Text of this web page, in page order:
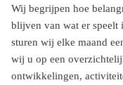
Wij begrijpen hoe
blijven van wat er speelt
sturen wij elke maand
wij u op een
ontwikkelingen,